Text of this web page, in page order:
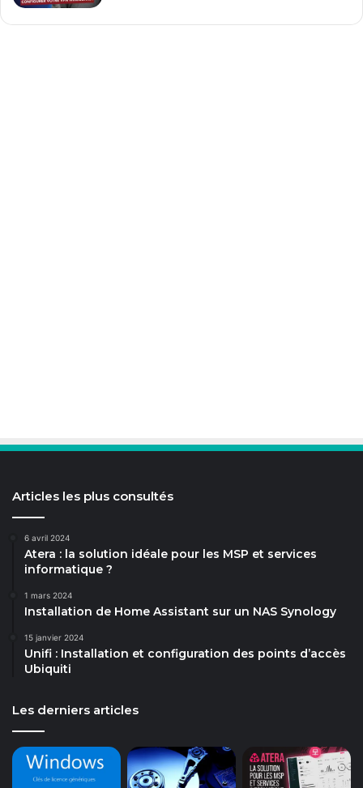
Articles les plus consultés
6 avril 2024
Atera : la solution idéale pour les MSP et services
informatique ?
1 mars 2024
Installation de Home Assistant sur un NAS Synology
15 janvier 2024
Unifi : Installation et configuration des points d’accès
Ubiquiti
Les derniers articles